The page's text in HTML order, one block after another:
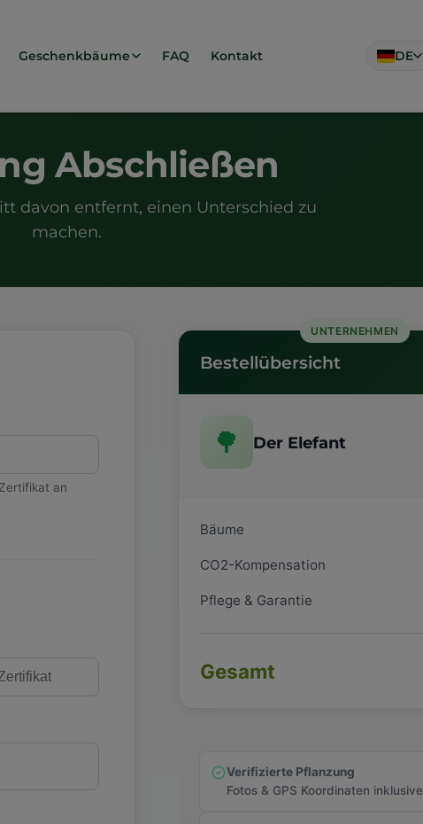
Geschenkbäume FAQ Kontakt DE
Abschließen
davon entfernt, einen Unterschied zu
machen.
an
Bestellübersicht
🌳 Der Elefant
UNTERNEHMEN
Bäume
CO2-Kompensation
Pflege & Garantie
Gesamt
Verifizierte Pflanzung
Fotos & GPS Koordinaten inklusive